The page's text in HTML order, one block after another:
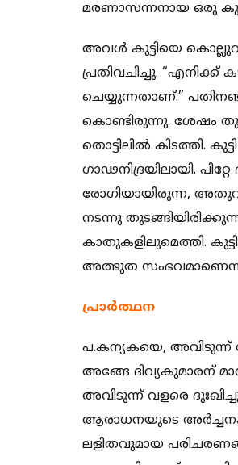
മരണാസന്നനായ ഒരു
അവള്‍ കുട്ടിയെ
പ്രതിവചിച്ചു.
ചെയ്യുന്നതാണ്.”
കൊണ്ടിരുന്നു. ശേഷം
തൊട്ടിലില്‍ കിടത്തി.
ഗാഢനിദ്രയിലായി.
രോഗിയായിരുന്ന,
നടന്നു
കാതുകളിലുമെത്തി.
അത്ഭുത സംഭവമാണെന്ന്
പ്രാര്‍ത്ഥന
പ.കന്യകയെ, അവിടുന്ന്‍
അങ്ങേ ദിവ്യകുമാരന്
അവിടുന്ന്‍ വളരെ
ആരാധനയുടെ
ലളിതവുമായ